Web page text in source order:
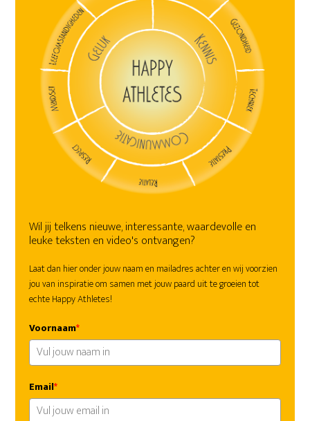
Wil jij telkens nieuwe, interessante, waardevolle en
leuke teksten en video's ontvangen?
Laat dan hier onder jouw naam en mailadres achter en wij voorzien
jou van inspiratie om samen met jouw paard uit te groeien tot
echte Happy Athletes!
Voornaam*
Email*